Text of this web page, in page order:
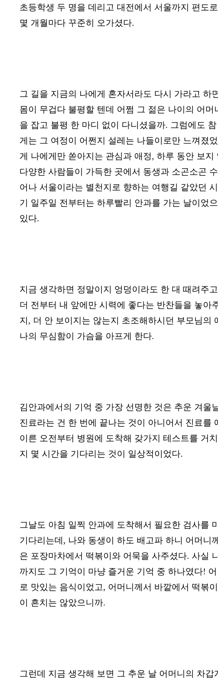
초등학생 두 명을 데리고 대전에서 서울까지 편도
몇 개월마다 꾸준히 오가셨다.
그 길을 지금의 나에게 혼자서라도 다시 가라고 하
몸이 무겁다 불평할 텐데 어쩜 그 젊은 나이의 어머
을 잡고 불평 한 마디 없이 다니셨을까. 그럼에도
게는 그 여정이 어쩐지 설레는 나들이로만 느껴졌
게 나에게만 쏟아지는 관심과 애정, 하루 동안 보지
다양한 사람들이 가득한 곳에서 동생과 소곤소곤
어나 서울이라는 별천지로 향하는 여행길 같았던
기 일주일 전부터는 하루빨리 안과를 가는 날이었
있다.
지금 생각하면 정말이지 엉덩이라도 한 대 때려주
더 전부터 내 앞에만 시력에 좋다는 반찬들을 놓아
지 , 더 안 보이지는 않는지 초조해하시던 부모님의
나의 무심함이 가슴을 아프게 한다.
김안과에서의 기억 중 가장 선명한 것은 추운 겨울
진료라는 건 한 번에 끝나는 것이 아니어서 진료를
이른 오전부터 병원에 도착해 갖가지 테스트를 거
지 몇 시간을 기다리는 것이 일상적이었다.
그날도 아침 일찍 안과에 도착해서 필요한 검사를
기다리는데 , 나와 동생이 하도 배고파 하니 어머니
은 포장마차에서 떡볶이와 어묵을 사주셨다. 사실
까지도 그 기억이 마냥 즐거운 기억 중 하나였다!
로 맛있는 음식이었고, 어머니께서 바깥에서 떡볶
이 흔치는 않았으니까.
그런데 지금 생각해 보면 그 추운 날 어머니의 차갑